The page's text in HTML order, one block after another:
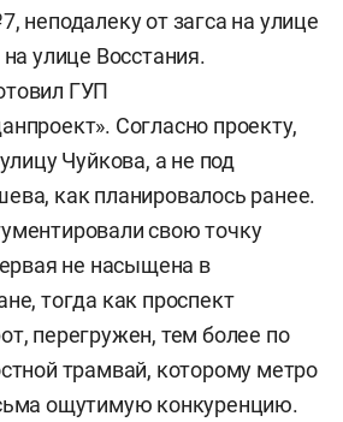
неподалеку от загса на улице
улице Восстания.
ГУП
Согласно проекту,
Чуйкова, а не под
как планировалось ранее.
свою точку
не насыщена в
тогда как проспект
перегружен, тем более по
трамвай, которому метро
ощутимую конкуренцию.